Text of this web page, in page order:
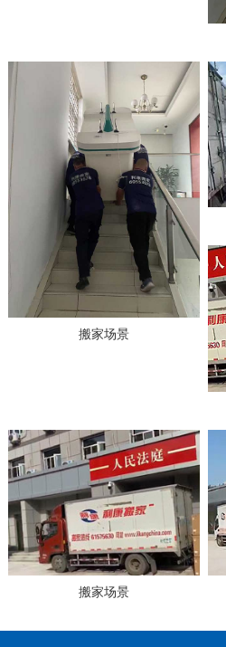
搬家场景
搬家场景